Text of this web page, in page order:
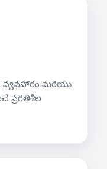
వ్యవహారం మరియు
ప్రగతిశీల